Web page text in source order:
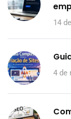
14
4 de